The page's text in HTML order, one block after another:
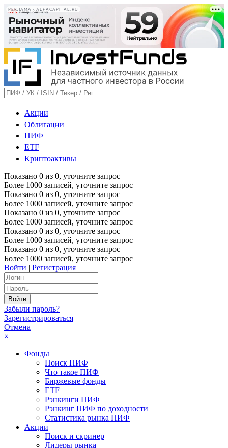
РЕКЛАМА • ALFACAPITAL.RU
Акции
Облигации
ПИФ
ETF
Криптоактивы
Показано 0 из 0, уточните запрос
Более 1000 записей, уточните запрос
Показано 0 из 0, уточните запрос
Более 1000 записей, уточните запрос
Показано 0 из 0, уточните запрос
Более 1000 записей, уточните запрос
Показано 0 из 0, уточните запрос
Более 1000 записей, уточните запрос
Показано 0 из 0, уточните запрос
Более 1000 записей, уточните запрос
Войти | Регистрация
Забыли пароль?
Зарегистрироваться
Отмена
×
Фонды
Поиск ПИФ
Что такое ПИФ
Биржевые фонды
ETF
Рэнкинги ПИФ
Рэнкинг ПИФ по доходности
Статистика рынка ПИФ
Акции
Поиск и скринер
Лидеры рынка